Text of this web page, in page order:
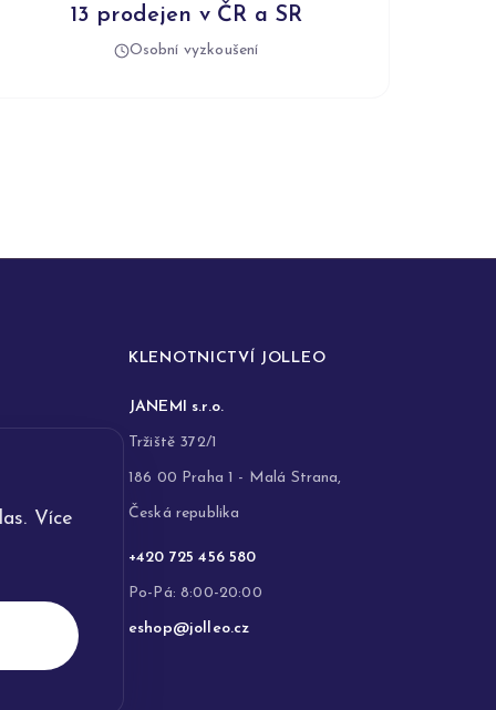
Více
13 prodejen v ČR a SR
Osobní vyzkoušení
KLENOTNICTVÍ JOLLEO
JANEMI s.r.o.
Tržiště 372/1
186 00 Praha 1 - Malá Strana,
Česká republika
+420 725 456 580
Po-Pá: 8:00-20:00
eshop@jolleo.cz